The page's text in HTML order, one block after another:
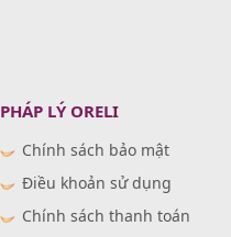
PHÁP LÝ ORELI
Chính sách bảo mật
Điều khoản sử dụng
Chính sách thanh toán